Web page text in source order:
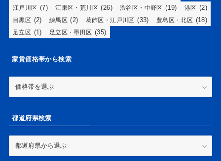
江戸川区 (7) 江東区・荒川区 (26) 渋谷区・中野区 (19) 港区 (2)
目黒区 (2) 練馬区 (2) 葛飾区・江戸川区 (33) 豊島区・北区 (18)
足立区 (1) 足立区・墨田区 (35)
家賃価格帯から検索
帯
都道府県検索